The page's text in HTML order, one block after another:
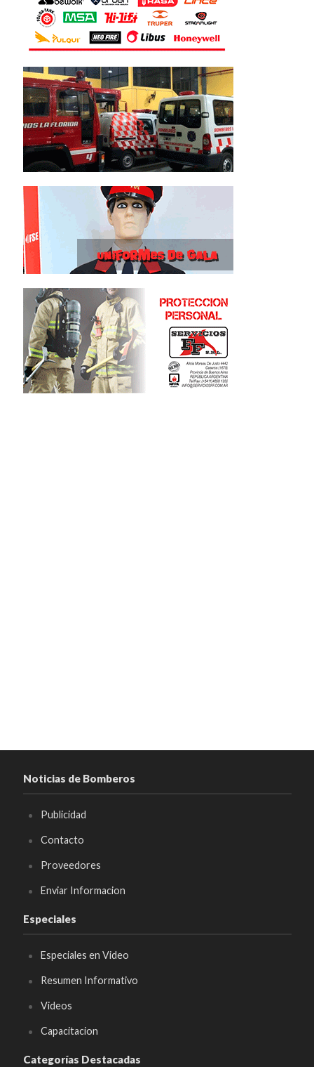
Noticias de Bomberos
Publicidad
Contacto
Proveedores
Enviar Informacion
Especiales
Especiales en Video
Resumen Informativo
Videos
Capacitacion
Categorías Destacadas